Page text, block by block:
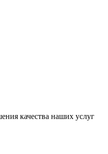
качества наших услуг